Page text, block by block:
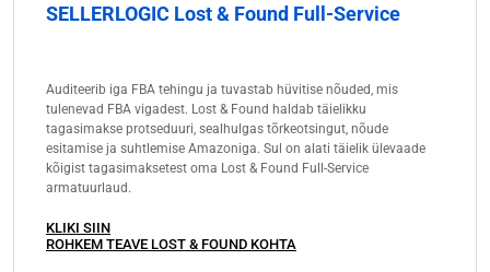
SELLERLOGIC Lost & Found Full-Service
Auditeerib iga FBA tehingu ja tuvastab hüvitise nõuded, mis
tulenevad FBA vigadest. Lost & Found haldab täielikku
tagasimakse protseduuri, sealhulgas tõrkeotsingut, nõude
esitamise ja suhtlemise Amazoniga. Sul on alati täielik ülevaade
kõigist tagasimaksetest oma Lost & Found Full-Service
armatuurlaud.
KLIKI SIIN
ROHKEM TEAVE LOST & FOUND KOHTA